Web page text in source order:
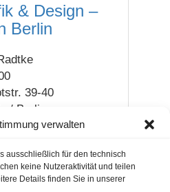
verwalten
ausschließlich für den technisch
keine Nutzeraktivität und teilen
Details finden Sie in unserer
& Design –
Berlin
39-40
/ Berlin